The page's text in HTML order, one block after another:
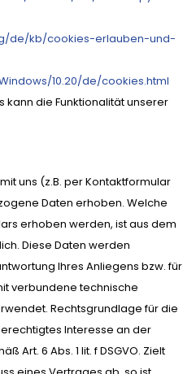
de/kb/cookies-erlauben-und-
10.20/de/cookies.html
kann die Funktionalität unserer
uns (z.B. per Kontaktformular
Daten erhoben. Welche
erhoben werden, ist aus dem
Diese Daten werden
Ihres Anliegens bzw. für
verbundene technische
Rechtsgrundlage für die
Interesse an der
Art. 6 Abs. 1 lit. f DSGVO. Zielt